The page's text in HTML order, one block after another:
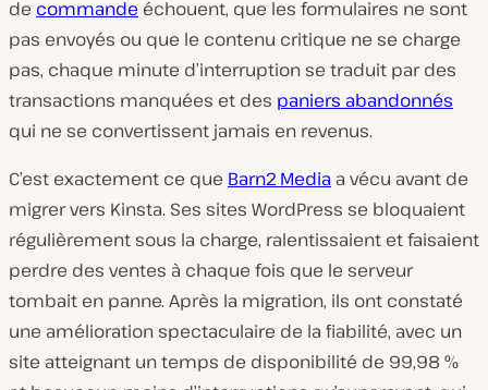
de commande échouent, que les formulaires ne sont
pas envoyés ou que le contenu critique ne se charge
pas, chaque minute d’interruption se traduit par des
transactions manquées et des paniers abandonnés
qui ne se convertissent jamais en revenus.
C’est exactement ce que Barn2 Media a vécu avant de
migrer vers Kinsta. Ses sites WordPress se bloquaient
régulièrement sous la charge, ralentissaient et faisaient
perdre des ventes à chaque fois que le serveur
tombait en panne. Après la migration, ils ont constaté
une amélioration spectaculaire de la fiabilité, avec un
site atteignant un temps de disponibilité de 99,98 %